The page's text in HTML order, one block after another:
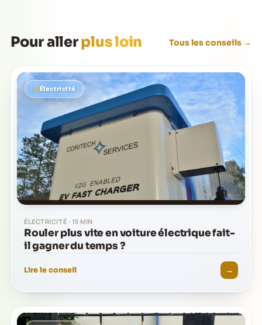
Pour allerplus loin Tous les conseils →
Électricité
ÉLECTRICITÉ · 15 MIN
Rouler plus vite en voiture électrique fait-
il gagner du temps ?
Lire le conseil →